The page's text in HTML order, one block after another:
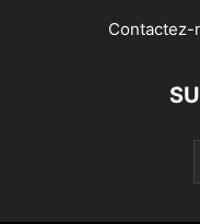
Contactez-